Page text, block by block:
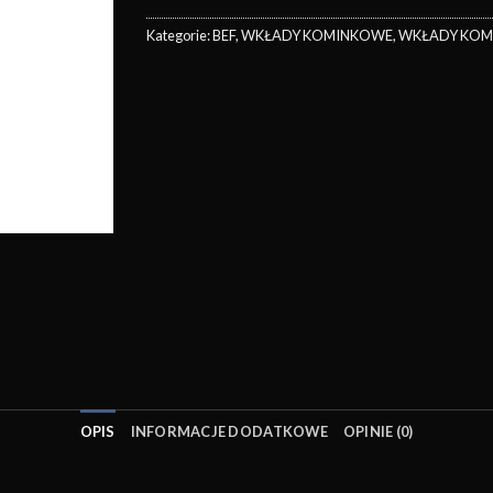
Kategorie:BEF,WKŁADY KOMINKOWE,WKŁADY
OPIS INFORMACJE DODATKOWE OPINIE (0)